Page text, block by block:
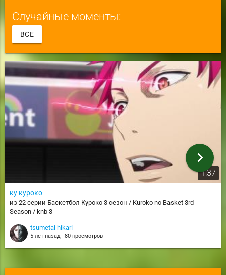
Случайные моменты:
ВСЕ
1:37
ку куроко
из 22 серии Баскетбол Куроко 3 сезон / Kuroko no Basket 3rd
Season / knb 3
tsumetai hikari
5 лет назад 80 просмотров
chevron_right